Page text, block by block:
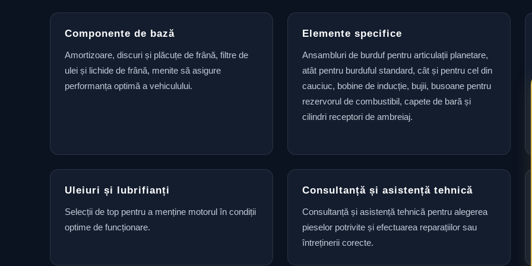
Componente de bază
Amortizoare, discuri și plăcuțe de frână, filtre de
ulei și lichide de frână, menite să asigure
performanța optimă a vehiculului.
Elemente specifice
Ansambluri de burduf pentru articulații planetare,
atât pentru burduful standard, cât și pentru cel din
cauciuc, bobine de inducție, bujii, busoane pentru
rezervorul de combustibil, capete de bară și
cilindri receptori de ambreiaj.
Uleiuri și lubrifianți
Selecții de top pentru a menține motorul în condiții
optime de funcționare.
Consultanță și asistență tehnică
Consultanță și asistență tehnică pentru alegerea
pieselor potrivite și efectuarea reparațiilor sau
întreținerii corecte.